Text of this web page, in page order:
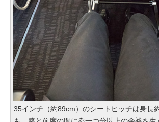
35インチ（約89cm）のシートピッチは身長